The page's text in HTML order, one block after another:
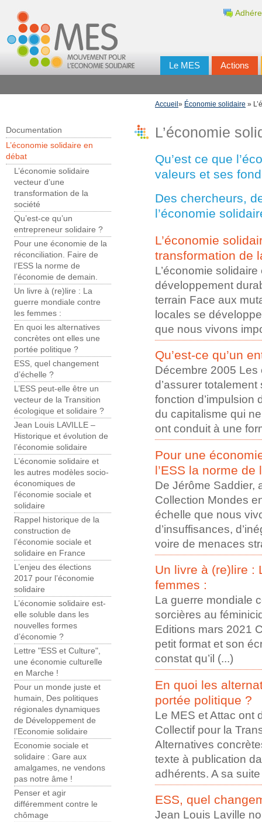
Le MES Actions
Accueil » Économie solidaire »
Documentation
L’économie solidaire en
débat
L’économie solidaire
vecteur d’une
transformation de la
société
Qu’est-ce qu’un
entrepreneur solidaire ?
Pour une économie de la
réconciliation. Faire de
l’ESS la norme de
l’économie de demain.
Un livre à (re)lire : La
guerre mondiale contre
les femmes :
En quoi les alternatives
concrètes ont elles une
portée politique ?
ESS, quel changement
d’échelle ?
L’ESS peut-elle être un
vecteur de la Transition
écologique et solidaire ?
Jean Louis LAVILLE –
Historique et évolution de
l’économie solidaire
L’économie solidaire et
les autres modèles socio-
économiques de
l’économie sociale et
solidaire
Rappel historique de la
construction de
l’économie sociale et
solidaire en France
L’enjeu des élections
2017 pour l’économie
solidaire
L’économie solidaire est-
elle soluble dans les
nouvelles formes
d’économie ?
Lettre "ESS et Culture",
une économie culturelle
en Marche !
Pour un monde juste et
humain, Des politiques
régionales dynamiques
de Développement de
l’Economie solidaire
Economie sociale et
solidaire : Gare aux
amalgames, ne vendons
pas notre âme !
Penser et agir
différemment contre le
chômage
L’économie
Qu’est ce que
valeurs et ses
Des chercheurs,
l’économie
L’économie
transformation de
L’économie
développement
terrain Face aux
locales se
que nous vivons
Qu’est-ce qu’un
Décembre 2005 Les
d’assurer
fonction d’impulsion
du capitalisme qui
ont conduit à une
Pour une
l’ESS la norme de
De Jérôme Saddier,
Collection Mondes
échelle que nous
d’insuffisances,
voire de menaces
Un livre à (re)lire :
femmes :
La guerre mondiale
sorcières au
Editions mars 2021
petit format et son
constat qu’il (...)
En quoi les
portée politique ?
Le MES et Attac ont
Collectif pour la
Alternatives
texte à publication
adhérents. A sa suite
ESS, quel
Jean Louis Laville